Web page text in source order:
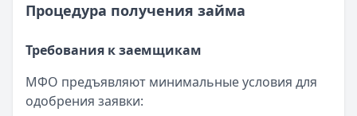
Процедура получения займа
Требования к заемщикам
МФО предъявляют минимальные условия для
одобрения заявки: